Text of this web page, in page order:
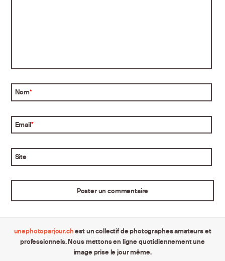
Nom*
Email*
Site
unephotoparjour.chest un collectif de photographes amateurs et
professionnels. Nous mettons en ligne quotidiennement une
image prise le jour même.